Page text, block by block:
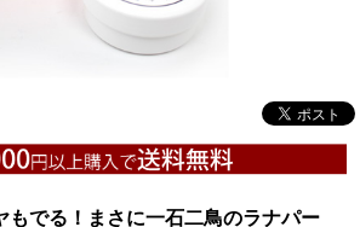
もでる！まさに一石二鳥のラナパー